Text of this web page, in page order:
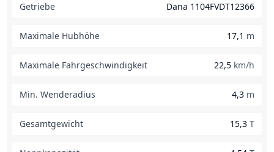
Getriebe Dana 1104FVDT12366
Maximale Hubhöhe 17,1 m
Maximale Fahrgeschwindigkeit 22,5 km/h
Min. Wenderadius 4,3 m
Gesamtgewicht 15,3 T